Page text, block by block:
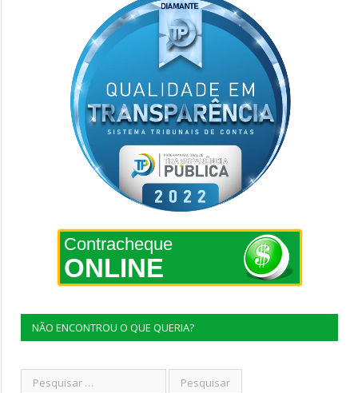
Contracheque
ONLINE
NÃO ENCONTROU O QUE QUERIA?